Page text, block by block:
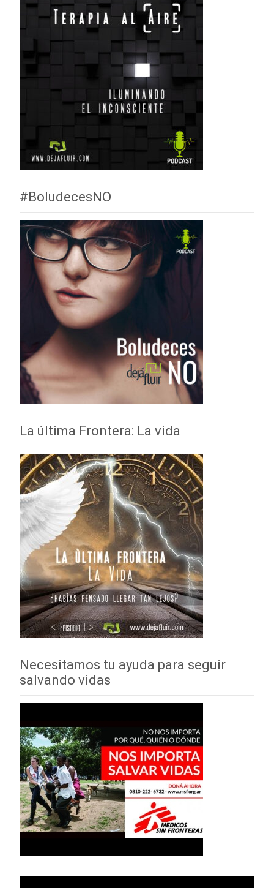
#BoludecesNO
La última Frontera: La vida
Necesitamos tu ayuda para seguir
salvando vidas